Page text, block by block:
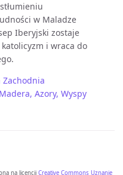
w Maladze
Iberyjski zostaje
i wraca do
Azory, Wyspy
na licencji Creative Commons Uznanie